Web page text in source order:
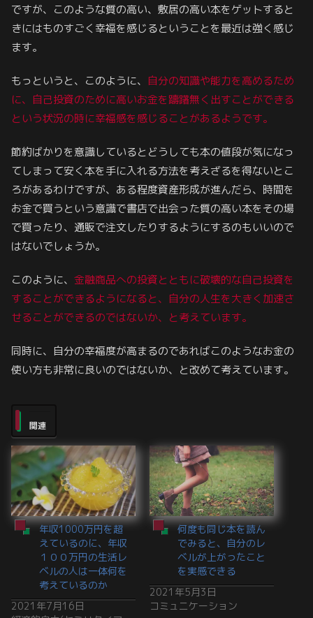
ですが、このような質の高い、敷居の高い本をゲットすると
きにはものすごく幸福を感じるということを最近は強く感じ
ます。
もっというと、このように、 自分の知識や能力を高めるため
に、 自己投資のために高いお金を躊躇無く出すことができる
という状況の時に幸福感を感じることがあるようです。
節約ばかりを意識しているとどうしても本の値段が気になっ
てしまって安く本を手に入れる方法を考えざるを得ないとこ
ろがあるわけですが、ある程度資産形成が進んだら、時間を
お金で買うという意識で書店で出会った質の高い本をその場
で買ったり、通販で注文したりするようにするのもいいので
はないでしょうか。
このように、 金融商品への投資とともに破壊的な自己投資を
することができるようになると、自分の人生を大きく加速さ
せることができるのではないか、と考えています。
同時に、自分の幸福度が高まるのであればこのようなお金の
使い方も非常に良いのではないか、と改めて考えています。
関連
年収1000万円を超
えているのに、年収
１００万円の生活レ
ベルの人は一体何を
考えているのか
2021年7月16日
何度も同じ本を読ん
でみると、自分のレ
ベルが上がったこと
を実感できる
2021年5月3日
コミュニケーション